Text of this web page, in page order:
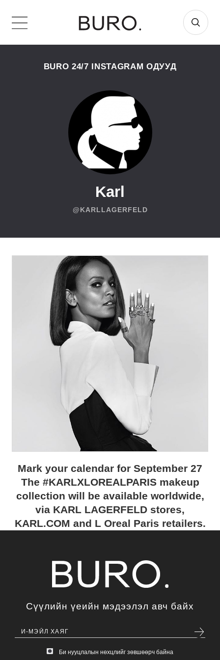
BURO 24/7 INSTAGRAM ОДУУД
Karl
@KARLLAGERFELD
Mark your calendar for September 27
The #KARLXLOREALPARIS makeup
collection will be available worldwide,
via KARL LAGERFELD stores,
KARL.COM and L Oreal Paris retailers.
Сүүлийн үеийн мэдээлэл авч байх
Би нууцлалын нөхцлийг зөвшөөрч байна